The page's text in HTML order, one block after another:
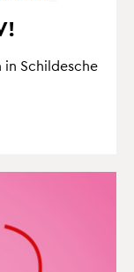
in Schil­desche